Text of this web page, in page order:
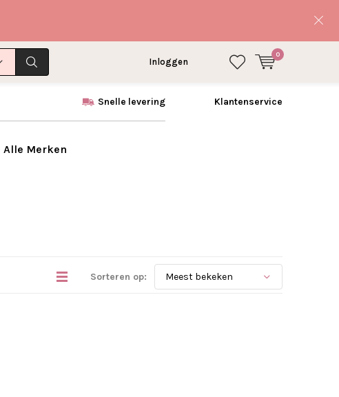
Inloggen
0
Snelle levering Klantenservice
Alle Merken
Sorteren op: